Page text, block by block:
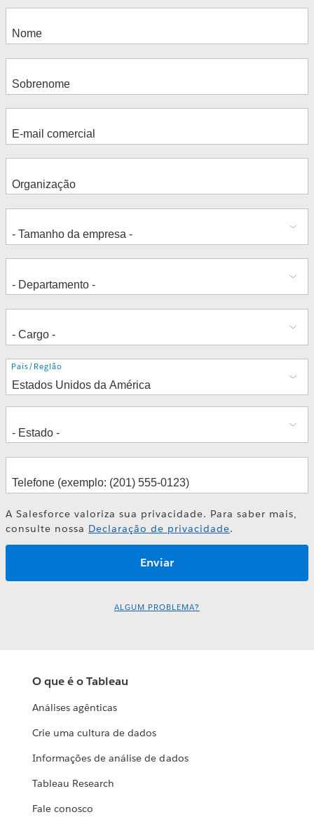
Endereço
País/Região
A Salesforce valoriza sua privacidade. Para saber mais,
consulte nossa Declaração de privacidade.
ALGUM PROBLEMA?
O que é o Tableau
Análises agênticas
Crie uma cultura de dados
Informações de análise de dados
Tableau Research
Fale conosco